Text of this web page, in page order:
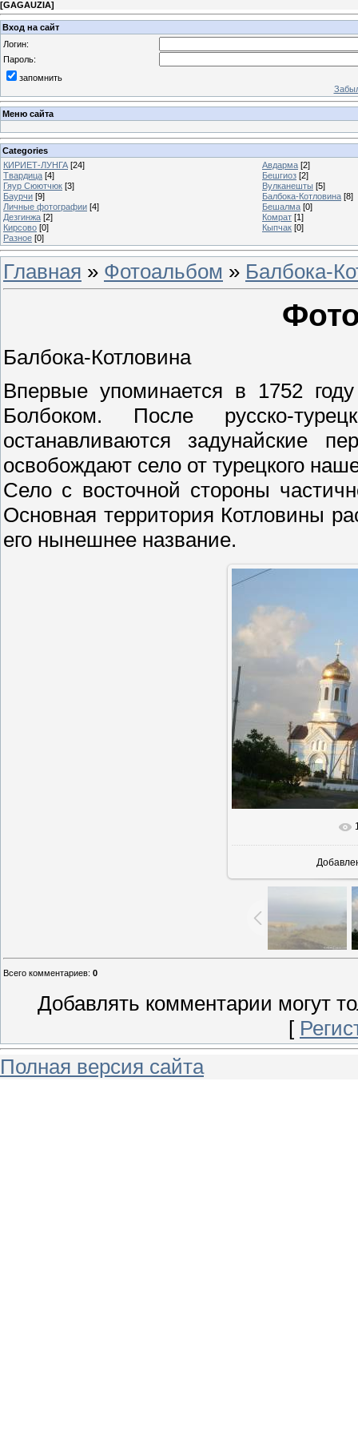
[GAGAUZIA]
Вход на сайт
Логин:
Пароль:
запомнить
Меню сайта
Categories
КИРИЕТ-ЛУНГА [24] Авдарма [2]
Твардица [4] Бешгиоз [2]
Гяур Сюютчюк [3] Вулканешты [5]
Баурчи [9] Балбока-Котловина [8]
Личные фотографии [4] Бешалма [0]
Дезгинжа [2] Комрат [1]
Кирсово [0] Кыпчак [0]
Разное [0]
Главная » Фотоальбом » Балбока-
Балбока-Котловина
Впервые упоминается в 1752
Болбоком. После русско-
останавливаются задунайские
освобождают село от турецкого
Село с восточной стороны
Основная территория Котловины
его нынешнее название.
Всего комментариев: 0
Добавлять комментарии могут
[
Полная версия сайта